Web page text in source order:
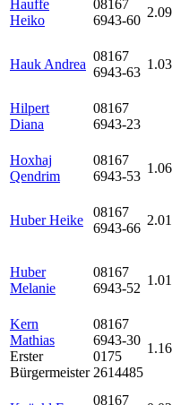
Hauffe
Heiko
08167
6943-60
2.09
Hauk Andrea
08167
6943-63
1.03
Hilpert
Diana
08167
6943-23
Hoxhaj
Qendrim
08167
6943-53
1.06
Huber Heike
08167
6943-66
2.01
Huber
Melanie
08167
6943-52
1.01
Kern
Mathias
Erster
Bürgermeister
08167
6943-30
0175
2614485
1.16
08167